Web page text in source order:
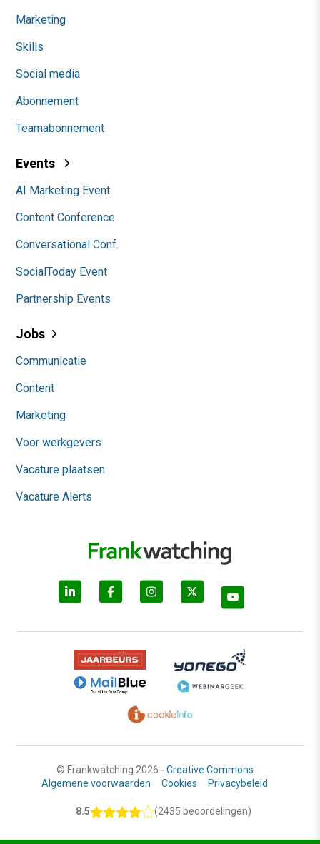
Marketing
Skills
Social media
Abonnement
Teamabonnement
Events
AI Marketing Event
Content Conference
Conversational Conf.
SocialToday Event
Partnership Events
Jobs
Communicatie
Content
Marketing
Voor werkgevers
Vacature plaatsen
Vacature Alerts
© Frankwatching 2026 - Creative Commons
Algemene voorwaarden
Cookies Privacybeleid
8.5 (2435 beoordelingen)